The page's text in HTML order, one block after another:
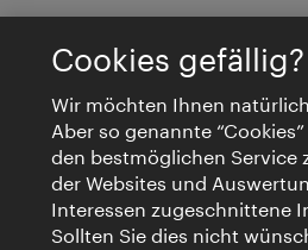
Cookies gefällig?
Wir möchten Ihnen
Aber so genannte
den bestmöglichen Service
der Websites und
Interessen zugeschnittene
Sollten Sie dies nicht